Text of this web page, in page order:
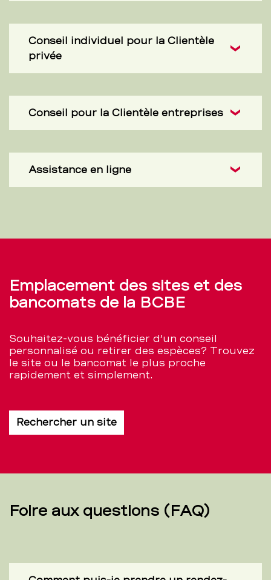
Conseil individuel pour la Clientèle
privée
Conseil pour la Clientèle entreprises
Assistance en ligne
Emplacement des sites et des
bancomats de la BCBE
Souhaitez-vous bénéficier d’un conseil
personnalisé ou retirer des espèces? Trouvez
le site ou le bancomat le plus proche
rapidement et simplement.
Rechercher un site
Foire aux questions (FAQ)